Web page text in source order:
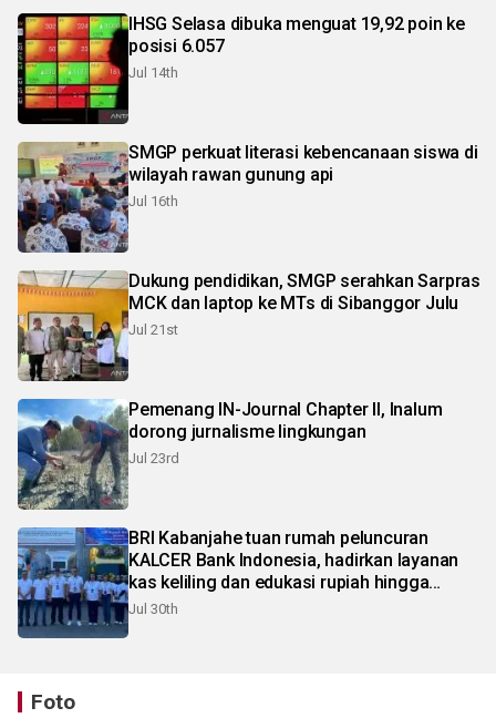
IHSG Selasa dibuka menguat 19,92 poin ke
posisi 6.057
Jul 14th
SMGP perkuat literasi kebencanaan siswa di
wilayah rawan gunung api
Jul 16th
Dukung pendidikan, SMGP serahkan Sarpras
MCK dan laptop ke MTs di Sibanggor Julu
Jul 21st
Pemenang IN-Journal Chapter II, Inalum
dorong jurnalisme lingkungan
Jul 23rd
BRI Kabanjahe tuan rumah peluncuran
KALCER Bank Indonesia, hadirkan layanan
kas keliling dan edukasi rupiah hingga
pelosok Karo
Jul 30th
Foto